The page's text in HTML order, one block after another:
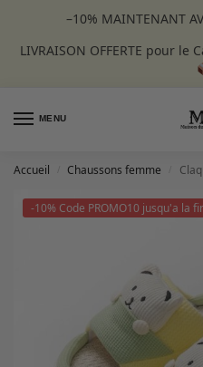
–10% MAINTENANT
LIVRAISON OFFERTE pour
MENU
Accueil Chaussons femme
-10% Code PROMO10 jusqu'a la